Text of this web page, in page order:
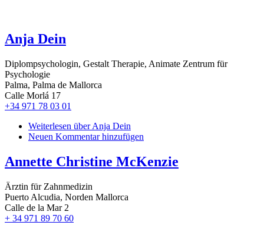
Anja Dein
Diplompsychologin, Gestalt Therapie, Animate Zentrum für
Psychologie
Palma, Palma de Mallorca
Calle Morlá 17
+34 971 78 03 01
Weiterlesen über Anja Dein
Neuen Kommentar hinzufügen
Annette Christine McKenzie
Ärztin für Zahnmedizin
Puerto Alcudia, Norden Mallorca
Calle de la Mar 2
+ 34 971 89 70 60